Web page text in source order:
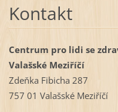
Kontakt
Centrum pro lidi se
Valašské Meziříčí
Zdeňka Fibicha 287
757 01 Valašské Meziříčí